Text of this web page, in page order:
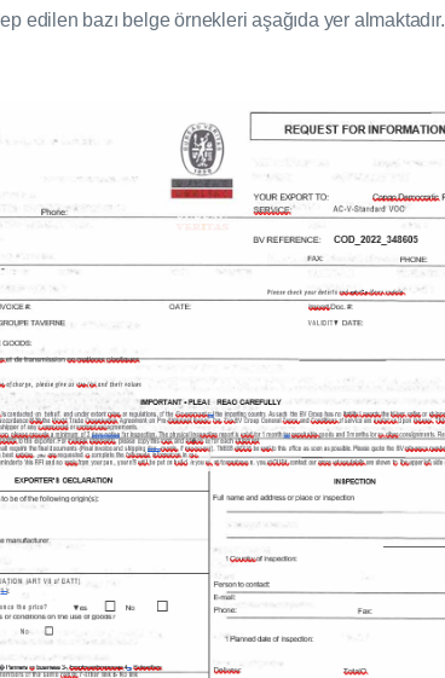
edilen bazı belge örnekleri aşağıda yer almaktadır.